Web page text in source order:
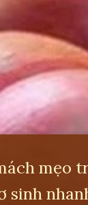
mẹo
sinh